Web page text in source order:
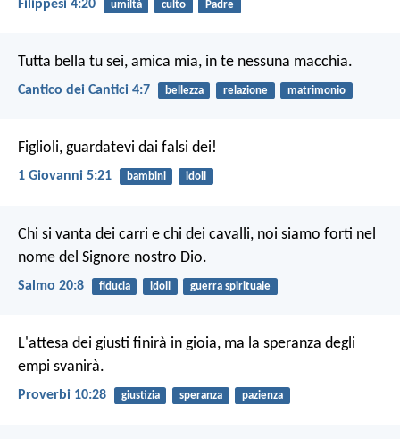
Filippesi 4:20 umiltà culto Padre
Tutta bella tu sei, amica mia, in te nessuna macchia.
Cantico dei Cantici 4:7 bellezza relazione matrimonio
Figlioli, guardatevi dai falsi dei!
1 Giovanni 5:21 bambini idoli
Chi si vanta dei carri e chi dei cavalli, noi siamo forti nel
nome del Signore nostro Dio.
Salmo 20:8 fiducia idoli guerra spirituale
L'attesa dei giusti finirà in gioia, ma la speranza degli
empi svanirà.
Proverbi 10:28 giustizia speranza pazienza